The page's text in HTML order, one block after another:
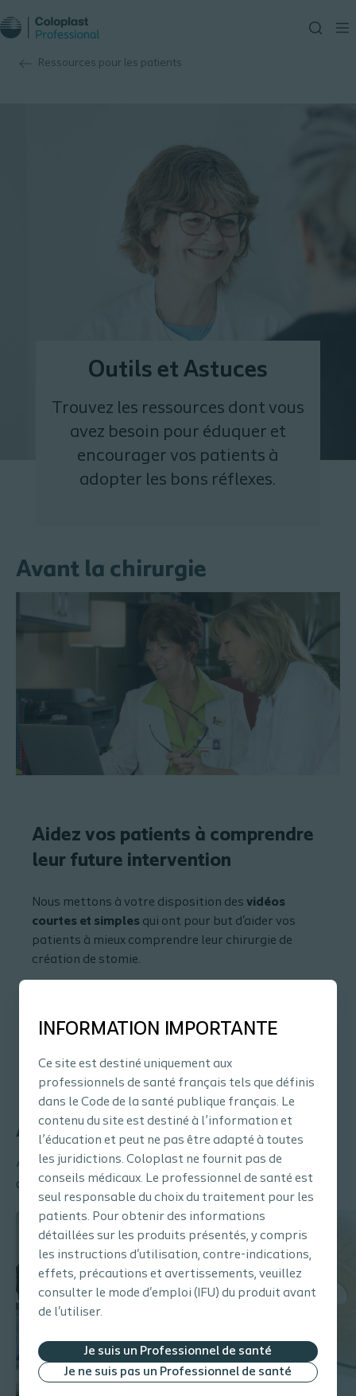
Ressources pour les patients
INFORMATION IMPORTANTE
Ce site est destiné uniquement aux
professionnels de santé français tels que définis
dans le Code de la santé publique français. Le
contenu du site est destiné à l’information et
l’éducation et peut ne pas être adapté à toutes
les juridictions. Coloplast ne fournit pas de
conseils médicaux. Le professionnel de santé est
seul responsable du choix du traitement pour les
patients. Pour obtenir des informations
détaillées sur les produits présentés, y compris
les instructions d'utilisation, contre-indications,
effets, précautions et avertissements, veuillez
consulter le mode d'emploi (IFU) du produit avant
de l'utiliser.
Je suis un Professionnel de santé
Je ne suis pas un Professionnel de santé
Outils et Astuces
Trouvez les ressources dont vous
avez besoin pour éduquer et
encourager vos patients à
adopter les bons réflexes.
Avant la chirurgie
Aidez vos patients à comprendre
leur future intervention
Nous mettons à votre disposition des vidéos
courtes et simples qui ont pour but d'aider vos
patients à mieux comprendre leur chirurgie de
création de stomie.
Accédez aux vidéos
Après la chirurgie
Aidez vos patients à trouver un appareillage
adapté et à acquérir une routine de soins.